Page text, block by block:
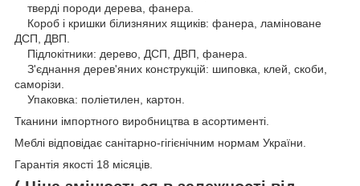
тверді породи дерева, фанера.
Короб і кришки білизняних ящиків: фанера, ламіноване
ДСП, ДВП.
Підлокітники: дерево, ДСП, ДВП, фанера.
З'єднання дерев'яних конструкцій: шиповка, клей, скоби,
саморізи.
Упаковка: поліетилен, картон.
Тканини імпортного виробництва в асортименті.
Меблі відповідає санітарно-гігієнічним нормам України.
Гарантія якості 18 місяців.